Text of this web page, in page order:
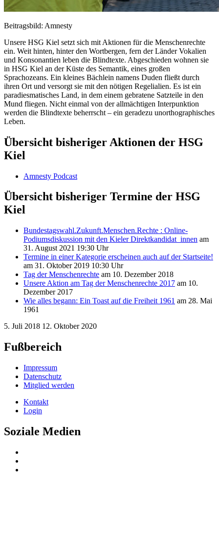
Beitragsbild: Amnesty
Unsere HSG Kiel setzt sich mit Aktionen für die Menschenrechte
ein. Weit hinten, hinter den Wortbergen, fern der Länder Vokalien
und Konsonantien leben die Blindtexte. Abgeschieden wohnen sie
in HSG Kiel an der Küste des Semantik, eines großen
Sprachozeans. Ein kleines Bächlein namens Duden fließt durch
ihren Ort und versorgt sie mit den nötigen Regelialien. Es ist ein
paradiesmatisches Land, in dem einem gebratene Satzteile in den
Mund fliegen. Nicht einmal von der allmächtigen Interpunktion
werden die Blindtexte beherrscht – ein geradezu unorthographisches
Leben.
Übersicht bisheriger Aktionen der HSG
Kiel
Amnesty Podcast
Übersicht bisheriger Termine der HSG
Kiel
Bundestagswahl.Zukunft.Menschen.Rechte : Online-
Podiumsdiskussion mit den Kieler Direktkandidat_innen am
31. August 2021 19:30 Uhr
Termine in einer Kategorie erscheinen auch auf der Startseite!
am 31. Oktober 2019 10:30 Uhr
Tag der Menschenrechte am 10. Dezember 2018
Unsere Aktion am Tag der Menschenrechte 2017 am 10.
Dezember 2017
Wie alles begann: Ein Toast auf die Freiheit 1961 am 28. Mai
1961
5. Juli 2018 12. Oktober 2020
Fußbereich
Impressum
Datenschutz
Mitglied werden
Kontakt
Login
Soziale Medien